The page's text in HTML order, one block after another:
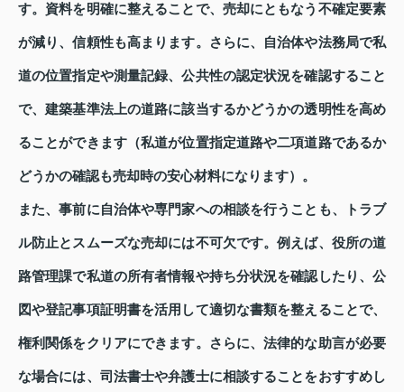
す。資料を明確に整えることで、売却にともなう不確定要素
が減り、信頼性も高まります。さらに、自治体や法務局で私
道の位置指定や測量記録、公共性の認定状況を確認すること
で、建築基準法上の道路に該当するかどうかの透明性を高め
ることができます（私道が位置指定道路や二項道路であるか
どうかの確認も売却時の安心材料になります）。
また、事前に自治体や専門家への相談を行うことも、トラブ
ル防止とスムーズな売却には不可欠です。例えば、役所の道
路管理課で私道の所有者情報や持ち分状況を確認したり、公
図や登記事項証明書を活用して適切な書類を整えることで、
権利関係をクリアにできます。さらに、法律的な助言が必要
な場合には、司法書士や弁護士に相談することをおすすめし